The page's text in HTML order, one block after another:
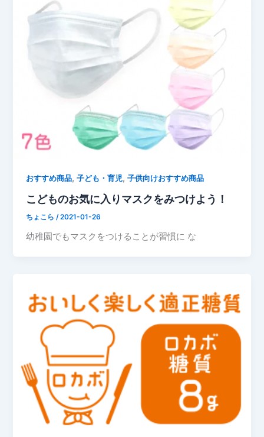
おすすめ商品,子ども・育児,子供向けおすすめ商品
こどものお気に入りマスクをみつけよう！
ちょこら/2021-01-26
幼稚園でもマスクをつけることが習慣に な